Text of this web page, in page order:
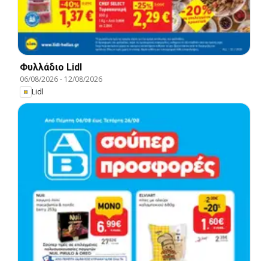
Φυλλάδιο Lidl
06/08/2026- 12/08/2026
Lidl